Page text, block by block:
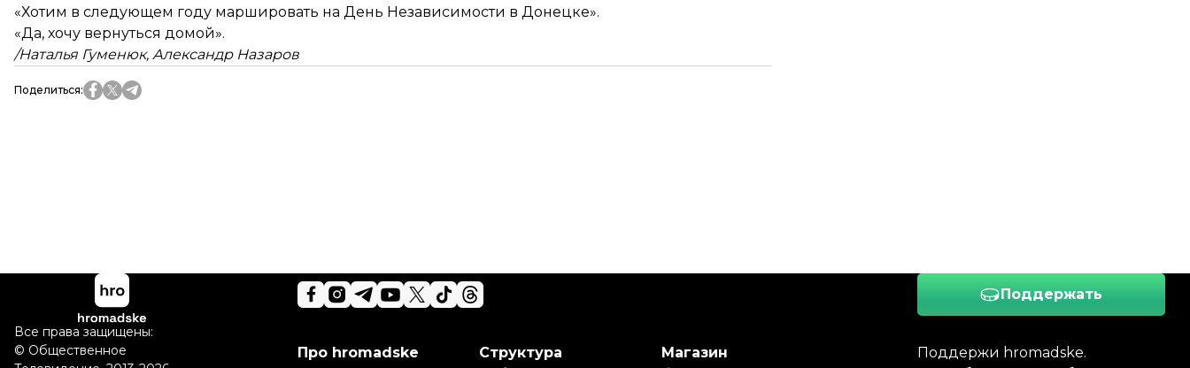
«Хотим в следующем году маршировать на День Независимости в Донецке».
«Да, хочу вернуться домой».
/Наталья Гуменюк, Александр Назаров
Поделиться:
Поддержать
Поддержи hromadske.
Про hromadske
Структура
Магазин
Все права защищены:
© Общественное